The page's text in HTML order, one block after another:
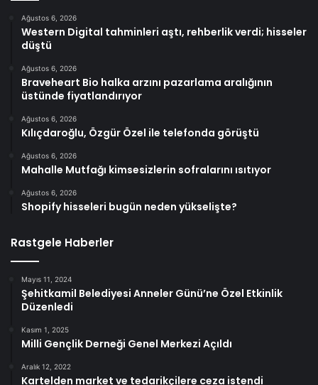
Ağustos 6, 2026
Western Digital tahminleri aştı, rehberlik verdi; hisseler
düştü
Ağustos 6, 2026
Braveheart Bio halka arzını pazarlama aralığının
üstünde fiyatlandırıyor
Ağustos 6, 2026
Kılıçdaroğlu, Özgür Özel ile telefonda görüştü
Ağustos 6, 2026
Mahalle Mutfağı kimsesizlerin sofralarını ısıtıyor
Ağustos 6, 2026
Shopify hisseleri bugün neden yükselişte?
Rastgele Haberler
Mayıs 11, 2024
Şehitkamil Belediyesi Anneler Günü’ne Özel Etkinlik
Düzenledi
Kasım 1, 2025
Milli Gençlik Derneği Genel Merkezi Açıldı
Aralık 12, 2022
Kartelden market ve tedarikçilere ceza istendi